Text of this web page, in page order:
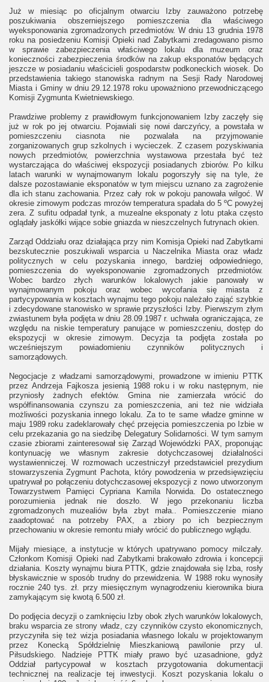
Już w miesiąc po oficjalnym otwarciu Izby zauważono potrzebę
poszukiwania obszerniejszego pomieszczenia dla właściwego
wyeksponowania zgromadzonych przedmiotów. W dniu 13 grudnia 1978
roku na posiedzeniu Komisji Opieki nad Zabytkami zredagowano pismo
w sprawie zabezpieczenia właściwego lokalu dla muzeum oraz
konieczności zabezpieczenia środków na zakup eksponatów będących
jeszcze w posiadaniu właścicieli gospodarstw podkoneckich wiosek. Do
przedstawienia takiego stanowiska radnym na Sesji Rady Narodowej
Miasta i Gminy w dniu 29.12.1978 roku upoważniono przewodniczącego
Komisji Zygmunta Kwietniewskiego.
Prawdziwe problemy z prawidłowym funkcjonowaniem Izby zaczęły się
już w rok po jej otwarciu. Pojawiali się nowi darczyńcy, a powstała w
pomieszczeniu ciasnota nie pozwalała na przyjmowanie
zorganizowanych grup szkolnych i wycieczek. Z czasem pozyskiwania
nowych przedmiotów, powierzchnia wystawowa przestała być też
wystarczająca do właściwej ekspozycji posiadanych zbiorów. Po kilku
latach warunki w wynajmowanym lokalu pogorszyły się na tyle, że
dalsze pozostawianie eksponatów w tym miejscu uznano za zagrożenie
dla ich stanu zachowania. Przez cały rok w pokoju panowała wilgoć. W
okresie zimowym podczas mrozów temperatura spadała do 5 ºC powyżej
zera. Z sufitu odpadał tynk, a muzealne eksponaty z lotu ptaka często
oglądały jaskółki wijące sobie gniazda w nieszczelnych futrynach okien.
Zarząd Oddziału oraz działająca przy nim Komisja Opieki nad Zabytkami
bezskutecznie poszukiwali wsparcia u Naczelnika Miasta oraz władz
politycznych w celu pozyskania innego, bardziej odpowiedniego,
pomieszczenia do wyeksponowanie zgromadzonych przedmiotów.
Wobec bardzo złych warunków lokalowych jakie panowały w
wynajmowanym pokoju oraz wobec wycofania się miasta z
partycypowania w kosztach wynajmu tego pokoju należało zająć szybkie
i zdecydowane stanowisko w sprawie przyszłości Izby. Pierwszym złym
zwiastunem była podjęta w dniu 28.09.1987 r. uchwała ograniczająca, ze
względu na niskie temperatury panujące w pomieszczeniu, dostęp do
ekspozycji w okresie zimowym. Decyzja ta podjęta została po
wcześniejszym powiadomieniu czynników politycznych i
samorządowych.
Negocjacje z władzami samorządowymi, prowadzone w imieniu PTTK
przez Andrzeja Fajkosza jesienią 1988 roku i w roku następnym, nie
przyniosły żadnych efektów. Gmina nie zamierzała wrócić do
współfinansowania czynszu za pomieszczenia, ani też nie widziała
możliwości pozyskania innego lokalu. Za to te same władze gminne w
maju 1989 roku zadeklarowały chęć przejęcia pomieszczenia po Izbie w
celu przekazania go na siedzibę Delegatury Solidarności. W tym samym
czasie zbiorami zainteresował się Zarząd Wojewódzki PAX, proponując
kontynuację we własnym zakresie dotychczasowej działalności
wystawienniczej. W rozmowach uczestniczył przedstawiciel prezydium
stowarzyszenia Zygmunt Pachota, który powodzenia w przedsięwzięciu
upatrywał po połączeniu dotychczasowej ekspozycji z nowo utworzonym
Towarzystwem Pamięci Cypriana Kamila Norwida. Do ostatecznego
porozumienia jednak nie doszło. W jego przekonaniu liczba
zgromadzonych muzealiów była zbyt mała.. Pomieszczenie miano
zaadoptować na potrzeby PAX, a zbiory po ich bezpiecznym
przechowaniu w okresie remontu miały wrócić do publicznego wglądu.
Mijały miesiące, a instytucje w których upatrywano pomocy milczały.
Członkom Komisji Opieki nad Zabytkami brakowało zdrowia i koncepcji
działania. Koszty wynajmu biura PTTK, gdzie znajdowała się Izba, rosły
błyskawicznie w sposób trudny do przewidzenia. W 1988 roku wynosiły
rocznie 240 tys. zł. przy miesięcznym wynagrodzeniu kierownika biura
zamykającym się kwotą 6.500 zł.
Do podjęcia decyzji o zamknięciu Izby obok złych warunków lokalowych,
braku wsparcia ze strony władz, czy czynników czysto ekonomicznych,
przyczyniła się też wizja posiadania własnego lokalu w projektowanym
przez Konecką Spółdzielnię Mieszkaniową pawilonie przy ul.
Piłsudskiego. Nadzieje PTTK miały prawo być uzasadnione, gdyż
Oddział partycypował w kosztach przygotowania dokumentacji
technicznej na realizacje tej inwestycji. Koszt pozyskania lokalu o